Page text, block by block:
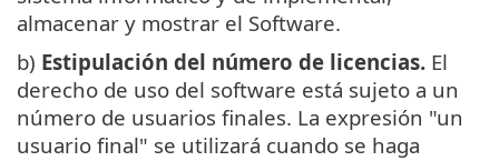
almacenar y mostrar el Software.
b) Estipulación del número de licencias. El
derecho de uso del software está sujeto a un
número de usuarios finales. La expresión "un
usuario final" se utilizará cuando se haga